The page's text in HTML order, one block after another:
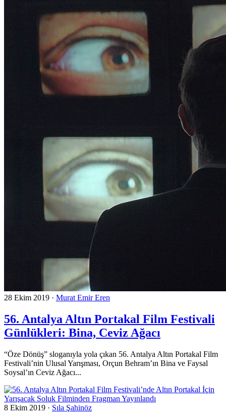
28 Ekim 2019 · Murat Emir Eren
56. Antalya Altın Portakal Film Festivali
Günlükleri: Bina, Ceviz Ağacı
“Öze Dönüş” sloganıyla yola çıkan 56. Antalya Altın Portakal Film
Festivali’nin Ulusal Yarışması, Orçun Behram’ın Bina ve Faysal
Soysal’ın Ceviz Ağacı...
8 Ekim 2019 · Sıla Şahinöz